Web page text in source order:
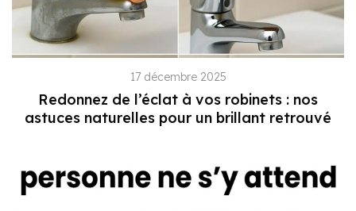
17 décembre 2025
Redonnez de l’éclat à vos robinets : nos
astuces naturelles pour un brillant retrouvé